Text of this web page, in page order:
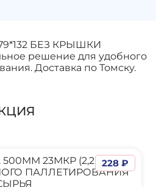
БЕЗ КРЫШКИ
решение для удобного
Доставка по Томску.
228 ₽